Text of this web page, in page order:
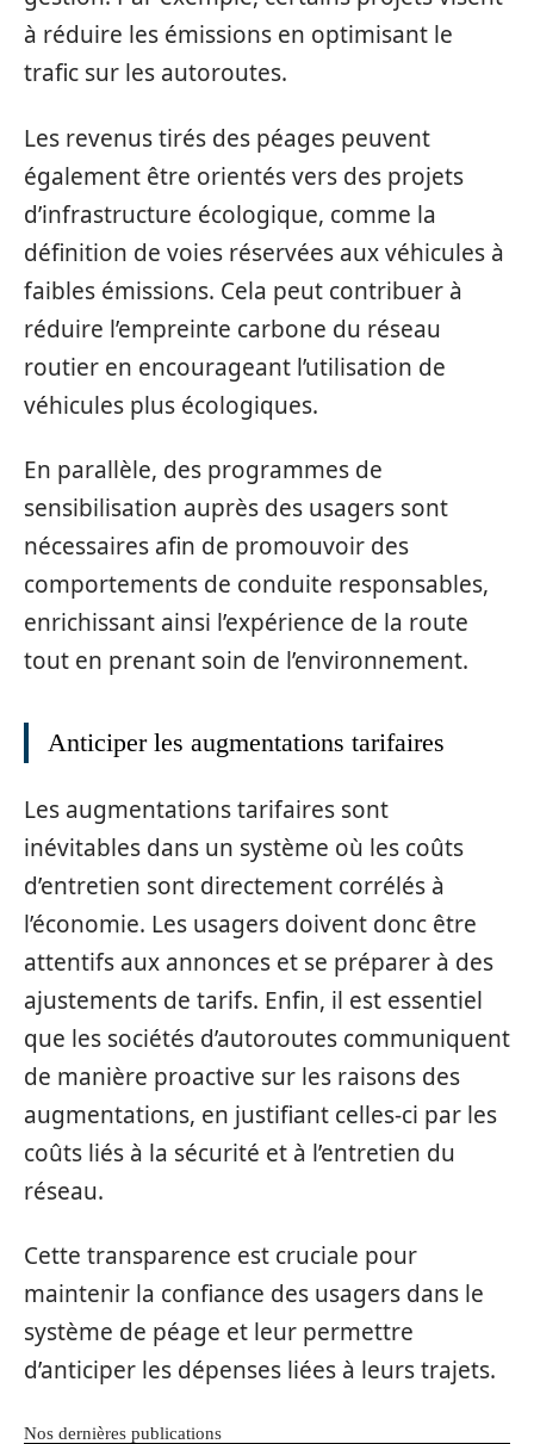
à réduire les émissions en optimisant le
trafic sur les autoroutes.
Les revenus tirés des péages peuvent
également être orientés vers des projets
d’infrastructure écologique, comme la
définition de voies réservées aux véhicules à
faibles émissions. Cela peut contribuer à
réduire l’empreinte carbone du réseau
routier en encourageant l’utilisation de
véhicules plus écologiques.
En parallèle, des programmes de
sensibilisation auprès des usagers sont
nécessaires afin de promouvoir des
comportements de conduite responsables,
enrichissant ainsi l’expérience de la route
tout en prenant soin de l’environnement.
Anticiper les augmentations tarifaires
Les augmentations tarifaires sont
inévitables dans un système où les coûts
d’entretien sont directement corrélés à
l’économie. Les usagers doivent donc être
attentifs aux annonces et se préparer à des
ajustements de tarifs. Enfin, il est essentiel
que les sociétés d’autoroutes communiquent
de manière proactive sur les raisons des
augmentations, en justifiant celles-ci par les
coûts liés à la sécurité et à l’entretien du
réseau.
Cette transparence est cruciale pour
maintenir la confiance des usagers dans le
système de péage et leur permettre
d’anticiper les dépenses liées à leurs trajets.
Nos dernières publications